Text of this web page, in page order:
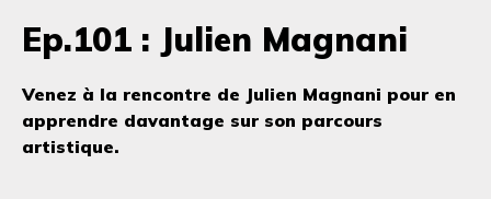
Ep.101 : Julien Magnani
Venez à la rencontre de Julien Magnani pour en
apprendre davantage sur son parcours
artistique.